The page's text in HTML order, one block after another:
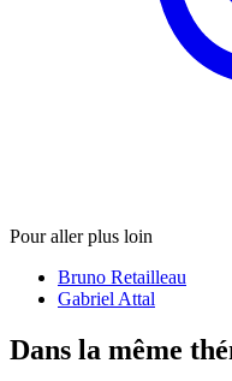
Pour aller plus loin
Bruno Retailleau
Gabriel Attal
Dans la même